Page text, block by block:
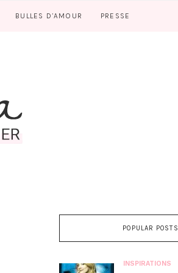
BULLES D’AMOUR PRESSE
POPULAR POSTS
INSPIRATIONS